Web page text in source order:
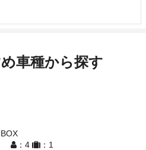
車種から探す
：4 ：1